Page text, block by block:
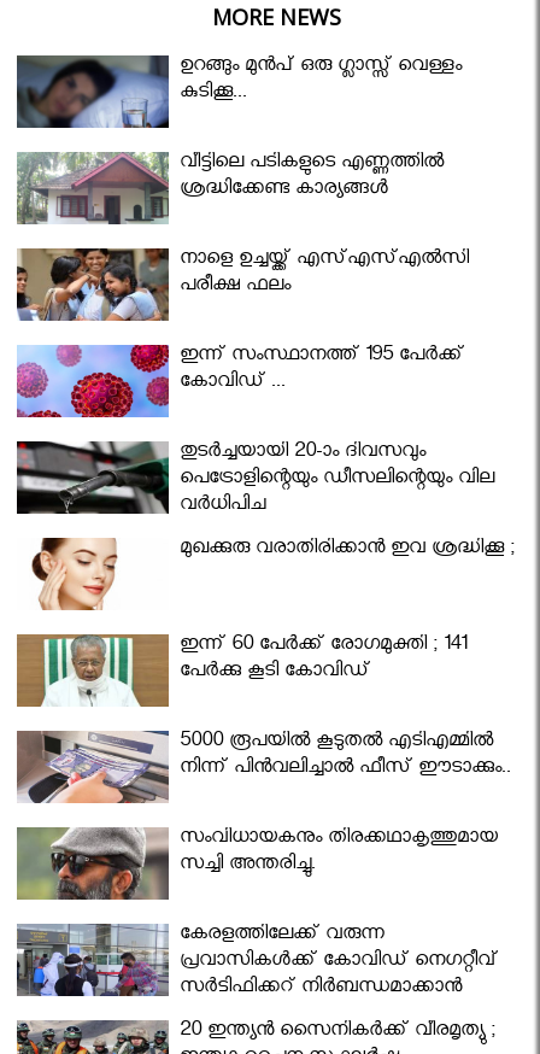
MORE NEWS
ഉറങ്ങും മുന്‍പ് ഒരു ഗ്ലാസ്സ് വെള്ളം
കുടിക്കൂ...
വീട്ടിലെ പടികളുടെ എണ്ണത്തിൽ
ശ്രദ്ധിക്കേണ്ട കാര്യങ്ങൾ
നാളെ ഉച്ചയ്ക്ക് എസ്എസ്എല്‍സി
പരീക്ഷ ഫലം
ഇന്ന് സംസ്ഥാനത്ത് 195 പേര്‍ക്ക്
കോവിഡ് ...
തുടർച്ചയായി 20-ാം ദിവസവും
പെട്രോളിന്റെയും ഡീസലിന്റെയും വില
വര്‍ധിപ്പിച്ചു
മുഖക്കുരു വരാതിരിക്കാന്‍ ഇവ ശ്രദ്ധിക്കൂ ;
ഇന്ന് 60 പേർക്ക് രോഗമുക്തി ; 141
പേര്‍ക്കു കൂടി കോവിഡ്
5000 രൂപയിൽ കൂടുതൽ എടിഎമ്മിൽ
നിന്ന് പിൻവലിച്ചാൽ ഫീസ് ഈടാക്കും..
സംവിധായകനും തിരക്കഥാകൃത്തുമായ
സച്ചി അന്തരിച്ചു.
കേരളത്തിലേക്ക് വരുന്ന
പ്രവാസികള്‍ക്ക് കോവിഡ് നെഗറ്റീവ്
സര്‍ട്ടിഫിക്കറ്റ് നിർബന്ധമാക്കാൻ
മന്ത്രിസഭ
20 ഇന്ത്യൻ സൈനികർക്ക് വീരമൃത്യു ;